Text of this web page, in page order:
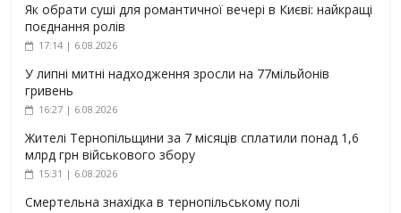
Як обрати суші для романтичної вечері в Києві: найкращі
поєднання ролів
17:14 | 6.08.2026
У липні митні надходження зросли на 77мільйонів
гривень
16:27 | 6.08.2026
Жителі Тернопільщини за 7 місяців сплатили понад 1,6
млрд грн військового збору
15:31 | 6.08.2026
Смертельна знахідка в тернопільському полі